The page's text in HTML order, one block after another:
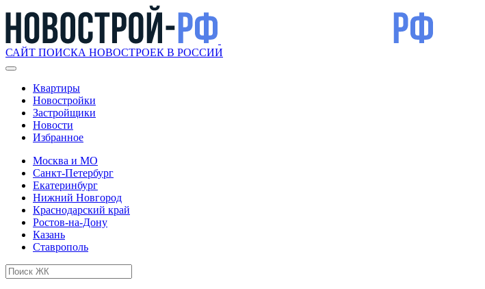
САЙТ ПОИСКА НОВОСТРОЕК В РОССИИ
Квартиры
Новостройки
Застройщики
Новости
Избранное
Москва и МО
Санкт-Петербург
Екатеринбург
Нижний Новгород
Краснодарский край
Ростов-на-Дону
Казань
Ставрополь